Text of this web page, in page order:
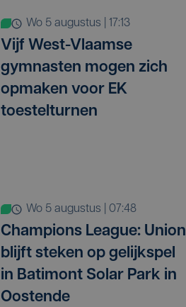
wo 5 augustus | 17:13
Vijf West-Vlaamse
gymnasten mogen zich
opmaken voor EK
toestelturnen
wo 5 augustus | 07:48
Champions League: Union
blijft steken op gelijkspel
in Batimont Solar Park in
Oostende